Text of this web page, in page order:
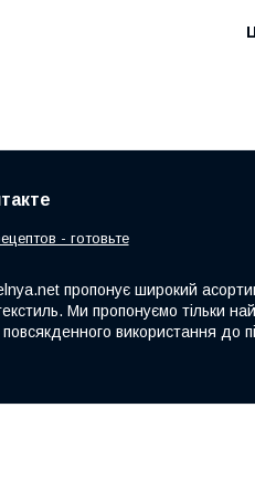
- готовьте
пропонує широкий
Ми пропонуємо тільки
використання до